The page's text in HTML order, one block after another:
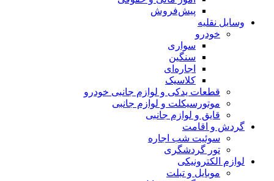
پیش‌فروش
وسایل نقلیه
خودرو
سواری
سنگین
اجاره‌ای
کلاسیک
قطعات یدکی و لوازم جانبی خودرو
موتورسیکلت و لوازم جانبی
قایق و لوازم جانبی
گردش و اقامت
سوئیت شب اجاره
تور گردشگری
لوازم الکترونیکی
موبایل و تبلت